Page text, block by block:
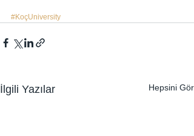
#KoçUniversity
İlgili Yazılar Hepsini Gör